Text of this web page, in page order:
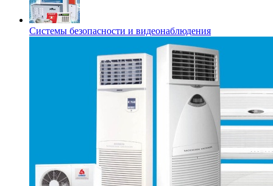
Системы безопасности и видеонаблюдения